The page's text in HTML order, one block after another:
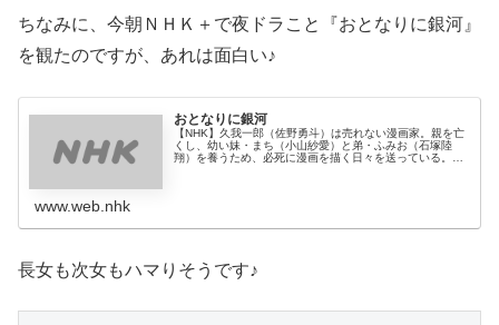
ちなみに、今朝ＮＨＫ＋で夜ドラこと『おとなりに銀河』
を観たのですが、あれは面白い♪
おとなりに銀河
【NHK】久我一郎（佐野勇斗）は売れない漫画家。親を亡
くし、幼い妹・まち（小山紗愛）と弟・ふみお（石塚陸
翔）を養うため、必死に漫画を描く日々を送っている。あ
www.web.nhk
長女も次女もハマりそうです♪